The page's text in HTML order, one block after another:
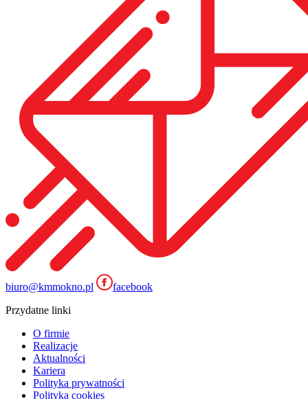
biuro@kmmokno.pl
facebook
Przydatne linki
O firmie
Realizacje
Aktualności
Kariera
Polityka prywatności
Polityka cookies